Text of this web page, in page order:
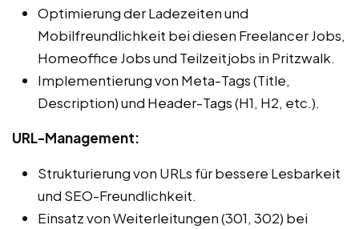
Optimierung der Ladezeiten und
Mobilfreundlichkeit bei diesen Freelancer Jobs,
Homeoffice Jobs und Teilzeitjobs in Pritzwalk.
Implementierung von Meta-Tags (Title,
Description) und Header-Tags (H1, H2, etc.).
URL-Management:
Strukturierung von URLs für bessere Lesbarkeit
und SEO-Freundlichkeit.
Einsatz von Weiterleitungen (301, 302) bei